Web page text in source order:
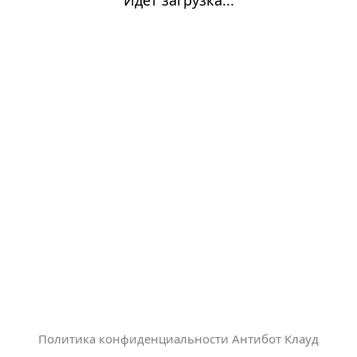
Политика конфиденциальности Антибот Клауд